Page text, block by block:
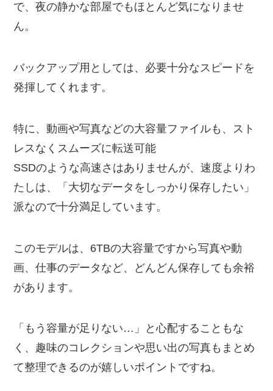
で、夜の静かな部屋でもほとんど気になりませ
ん。
バックアップ用としては、必要十分なスピードを
発揮してくれます。
特に、動画や写真などの大容量ファイルも、スト
レスなくスムーズに転送可能
SSDのような高速さはありませんが、速度よりわ
たしは、「大切なデータをしっかり保存したい」
派なので十分満足しています。
このモデルは、6TBの大容量ですから写真や動
画、仕事のデータなど、どんどん保存しても余裕
があります。
「もう容量が足りない…」と心配することもな
く、趣味のコレクションや思い出の写真もまとめ
て整理できるのが嬉しいポイントですね。